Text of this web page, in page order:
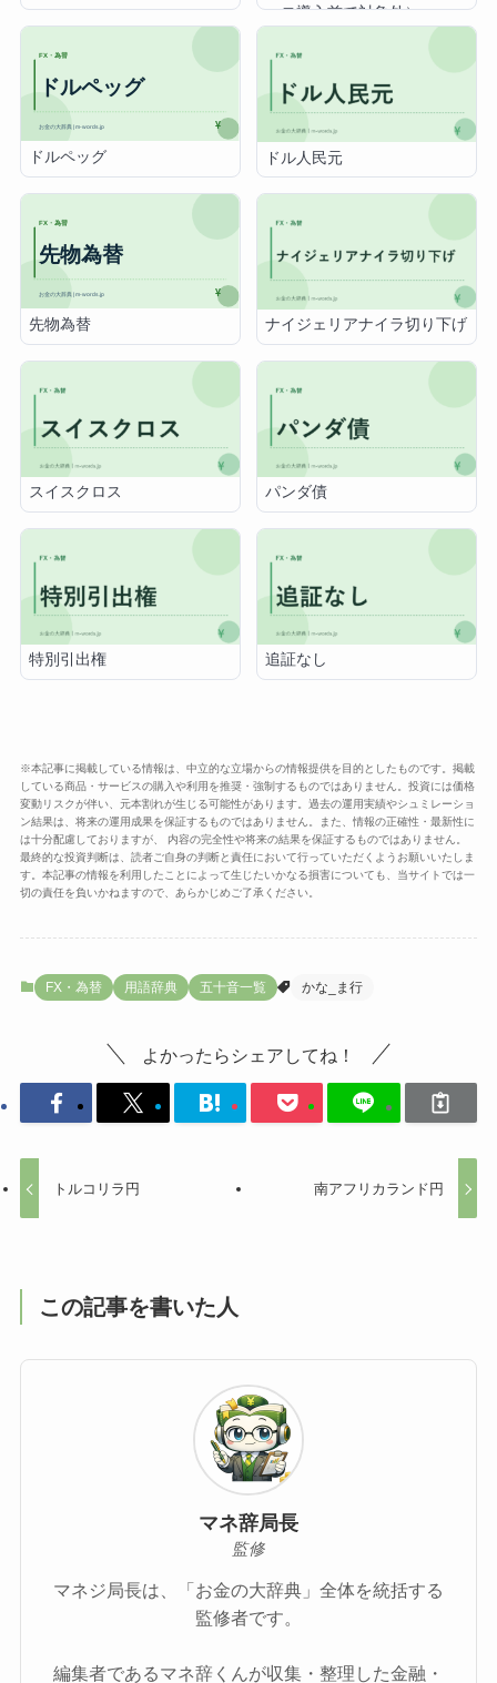
ーロ導入前で対象外）
ドルペッグ ドル人民元
先物為替 ナイジェリアナイラ切り下げ
スイスクロス パンダ債
特別引出権 追証なし
※本記事に掲載している情報は、中立的な立場からの情報提供を目的としたものです。掲載
している商品・サービスの購入や利用を推奨・強制するものではありません。投資には価格
変動リスクが伴い、元本割れが生じる可能性があります。過去の運用実績やシュミレーショ
ン結果は、将来の運用成果を保証するものではありません。また、情報の正確性・最新性に
は十分配慮しておりますが、 内容の完全性や将来の結果を保証するものではありません。
最終的な投資判断は、読者ご自身の判断と責任において行っていただくようお願いいたしま
す。本記事の情報を利用したことによって生じたいかなる損害についても、当サイトでは一
切の責任を負いかねますので、あらかじめご了承ください。
FX・為替 用語辞典 五十音一覧 かな_ま行
よかったらシェアしてね！
トルコリラ円 南アフリカランド円
この記事を書いた人
マネ辞局長
監修
マネジ局長は、「お金の大辞典」全体を統括する
監修者です。
編集者であるマネ辞くんが収集・整理した金融・